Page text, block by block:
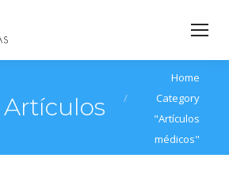
Artículos
You are here:Home
Category
"Artículos
médicos"